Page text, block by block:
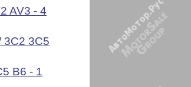
AV3 - 4
3C2 3C5
B6 - 1